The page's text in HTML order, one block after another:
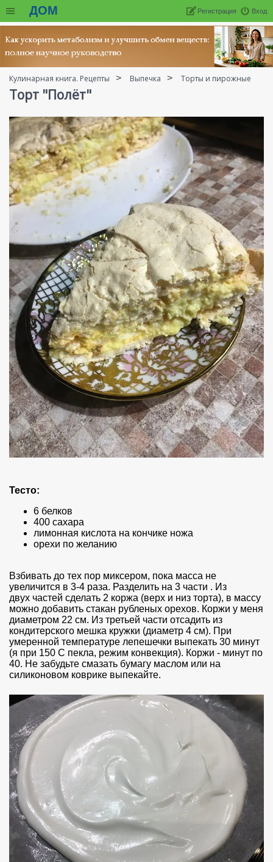
ДОМ Вход
Регистрация
Кулинарная книга. Рецепты Выпечка Торты и пирожные
Торт "Полёт"
Тесто:
6 белков
400 сахара
лимонная кислота на кончике ножа
орехи по желанию
Взбивать до тех пор миксером, пока масса не
увеличится в 3-4 раза. Разделить на 3 части . Из
двух частей сделать 2 коржа (верх и низ торта), в массу
можно добавить стакан рубленых орехов. Коржи у меня
диаметром 22 см. Из третьей части отсадить из
кондитерского мешка кружки (диаметр 4 см). При
умеренной температуре лепешечки выпекать 30 минут
(я при 150 С пекла, режим конвекция). Коржи - минут по
40. Не забудьте смазать бумагу маслом или на
силиконовом коврике выпекайте.